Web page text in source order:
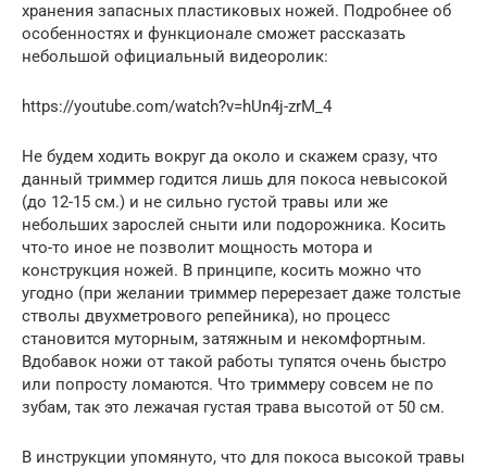
хранения запасных пластиковых ножей. Подробнее об
особенностях и функционале сможет рассказать
небольшой официальный видеоролик:
https://youtube.com/watch?v=hUn4j-zrM_4
Не будем ходить вокруг да около и скажем сразу, что
данный триммер годится лишь для покоса невысокой
(до 12-15 см.) и не сильно густой травы или же
небольших зарослей сныти или подорожника. Косить
что-то иное не позволит мощность мотора и
конструкция ножей. В принципе, косить можно что
угодно (при желании триммер перерезает даже толстые
стволы двухметрового репейника), но процесс
становится муторным, затяжным и некомфортным.
Вдобавок ножи от такой работы тупятся очень быстро
или попросту ломаются. Что триммеру совсем не по
зубам, так это лежачая густая трава высотой от 50 см.
В инструкции упомянуто, что для покоса высокой травы